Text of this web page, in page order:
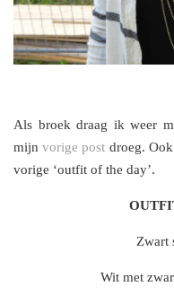
Als broek draag ik weer
mijnvorige post droeg.
vorige ‘outfit of the day’.
Zwart
Wit met